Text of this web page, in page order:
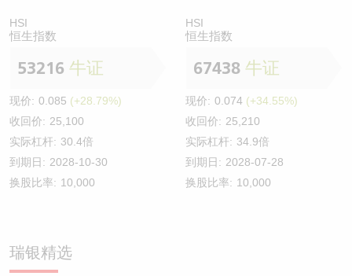
HSI
恒生指数
53216 牛证
现价: 0.085 (+28.79%)
收回价: 25,100
实际杠杆: 30.4倍
到期日: 2028-10-30
换股比率: 10,000
HSI
恒生指数
67438 牛证
现价: 0.074 (+34.55%)
收回价: 25,210
实际杠杆: 34.9倍
到期日: 2028-07-28
换股比率: 10,000
瑞银精选